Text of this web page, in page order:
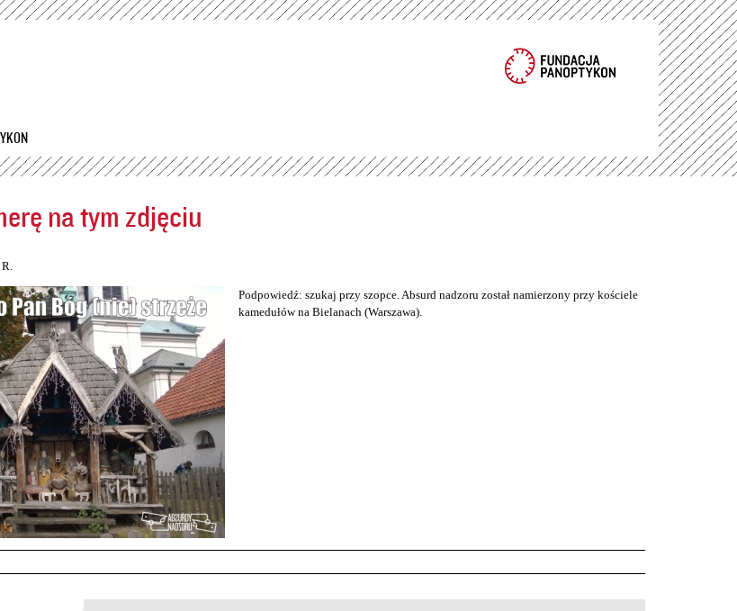
Przejdź
na tym zdjęciu
Podpowiedź: szukaj przy szopce. Absurd nadzoru został namierzony przy kościele
kamedułów na Bielanach (Warszawa).